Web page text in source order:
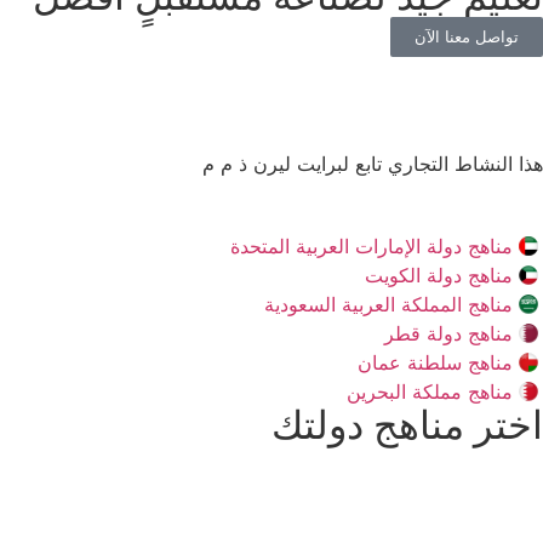
تواصل معنا الآن
هذا النشاط التجاري تابع لبرايت ليرن ذ م م
مناهج دولة الإمارات العربية المتحدة
مناهج دولة الكويت
مناهج المملكة العربية السعودية
مناهج دولة قطر
مناهج سلطنة عمان
مناهج مملكة البحرين
اختر مناهج دولتك